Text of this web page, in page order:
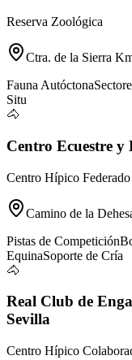
Reserva Zoológica
Ctra. de la Sierra
Fauna Autóctona
Situ
🐴
Centro Ecuestre y
Centro Hípico Federado
Camino de la
Pistas de Competición
EquinaSoporte de Cría
🐴
Real Club de
Sevilla
Centro Hípico